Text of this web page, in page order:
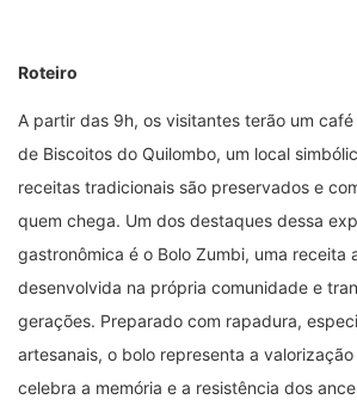
Roteiro
A partir das 9h, os visitantes terão um
de Biscoitos do Quilombo, um local
receitas tradicionais são preservados e
quem chega. Um dos destaques dessa
gastronômica é o Bolo Zumbi, uma receita
desenvolvida na própria comunidade e
gerações. Preparado com rapadura,
artesanais, o bolo representa a
celebra a memória e a resistência dos